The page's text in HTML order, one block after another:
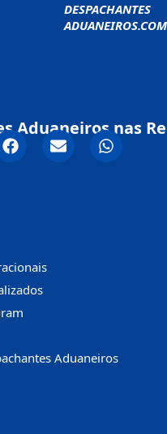
DESPACHANTES
ADUANEIROS.COM
Aduaneiros nas
Aduaneiros